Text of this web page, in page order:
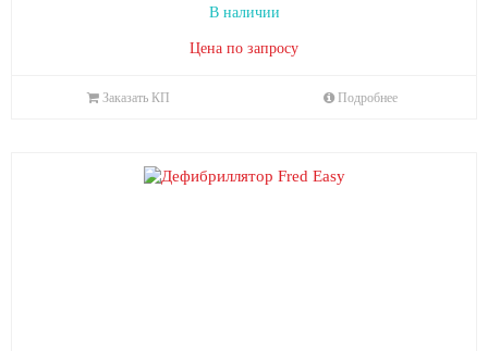
В наличии
Цена по запросу
Заказать КП Подробнее